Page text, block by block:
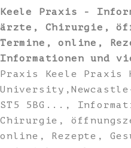
Keele Praxis -
ärzte, Chirurgie,
Termine, online,
Informationen und
Praxis Keele Praxis
ST5 5BG...,
Chirurgie,
online, Rezepte,